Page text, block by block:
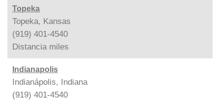
Topeka
Topeka, Kansas
(919) 401-4540
Distancia miles
Indianapolis
Indianápolis, Indiana
(919) 401-4540